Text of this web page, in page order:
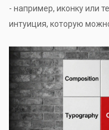
- например, иконку или
интуиция, которую